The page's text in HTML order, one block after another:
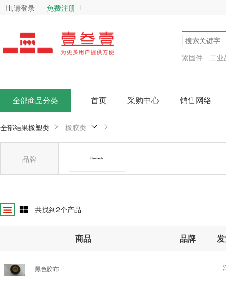
Hi,请登录 免费注册
紧固件 工业
全部商品分类 首页 采购中心 销售网络
全部结果橡塑类 橡胶类
品牌
韩泰塑胶
共找到2个产品
商品 品牌
黑色胶布